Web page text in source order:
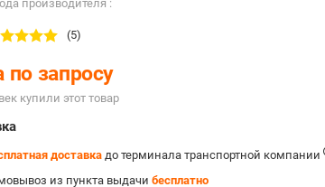
производителя :
(5)
по запросу
купили этот товар
доставка до терминала транспортной компании
из пункта выдачибесплатно